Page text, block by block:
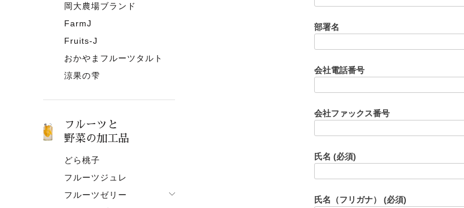
岡大農場ブランド
FarmJ
Fruits-J
おかやまフルーツタルト
涼果の雫
フルーツと
野菜の加工品
どら桃子
フルーツジュレ
フルーツゼリー
部署名
会社電話番号
会社ファックス番号
氏名 (必須)
氏名（フリガナ） (必須)